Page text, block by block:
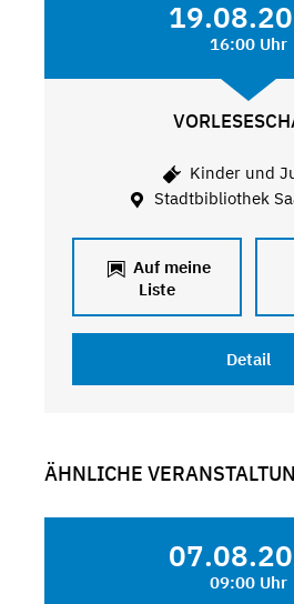
16:00 Uhr
Kinder und
Stadtbibliothek
Auf meine
Liste
Detail
ÄHNLICHE
09:00 Uhr